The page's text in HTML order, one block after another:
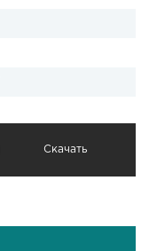
Скачать